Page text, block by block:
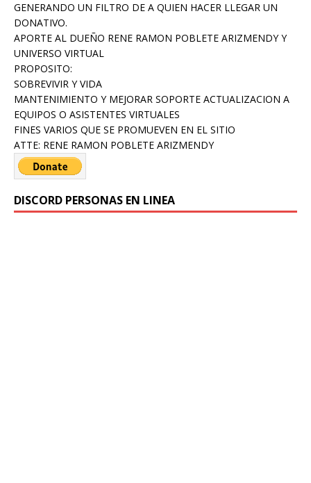
GENERANDO UN FILTRO DE A QUIEN HACER LLEGAR UN
DONATIVO.
APORTE AL DUEÑO RENE RAMON POBLETE ARIZMENDY Y
UNIVERSO VIRTUAL
PROPOSITO:
SOBREVIVIR Y VIDA
MANTENIMIENTO Y MEJORAR SOPORTE ACTUALIZACION A
EQUIPOS O ASISTENTES VIRTUALES
FINES VARIOS QUE SE PROMUEVEN EN EL SITIO
ATTE: RENE RAMON POBLETE ARIZMENDY
DISCORD PERSONAS EN LINEA